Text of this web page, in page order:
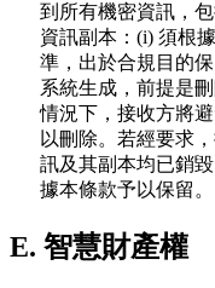
到所有機密資訊，
資訊副本：(i) 須根
準，出於合規目的
系統生成，前提是
情況下，接收方將
以刪除。若經要求
訊及其副本均已銷
據本條款予以保留。
E. 智慧財產權